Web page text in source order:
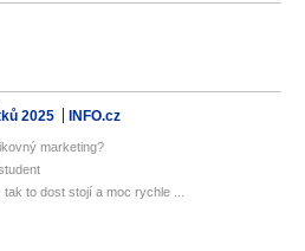
2025 INFO.cz
marketing?
to dost stojí a moc rychle ...